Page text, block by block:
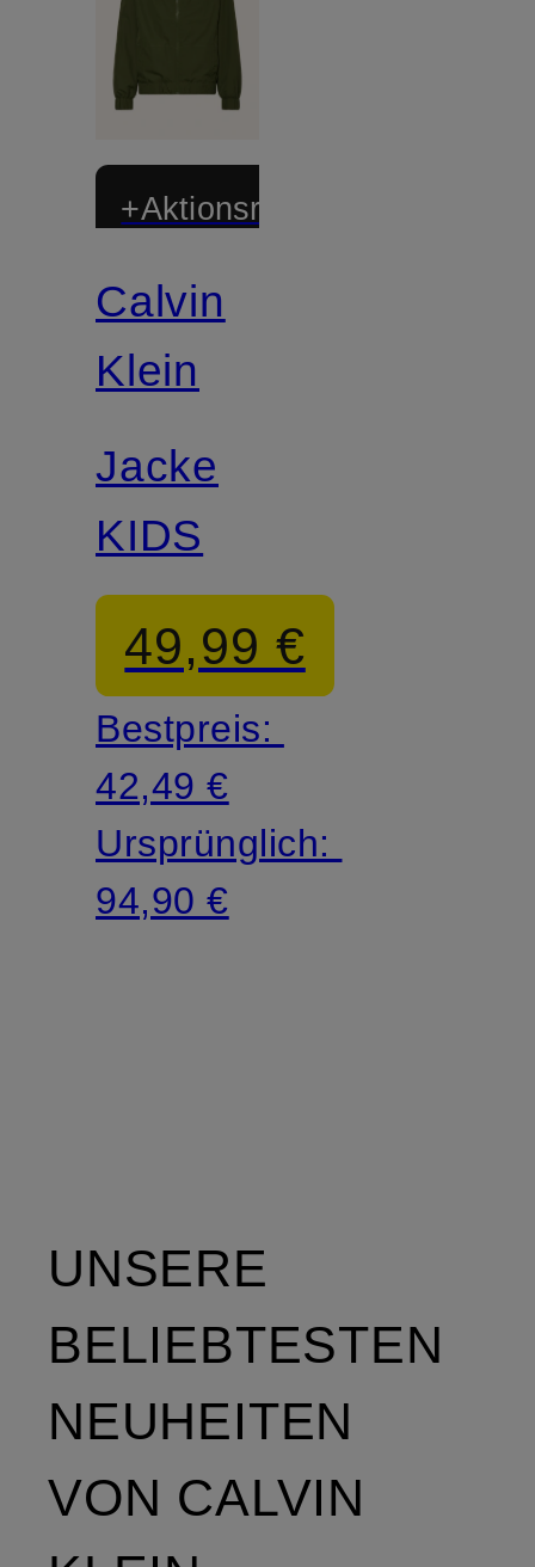
+Aktionsrabatt
Calvin
Klein
Jacke
KIDS
49,99 €
Bestpreis:
42,49 €
Ursprünglich:
94,90 €
UNSERE
BELIEBTESTEN
NEUHEITEN
VON CALVIN